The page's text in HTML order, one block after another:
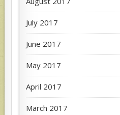
July 2017
June 2017
May 2017
April 2017
March 2017